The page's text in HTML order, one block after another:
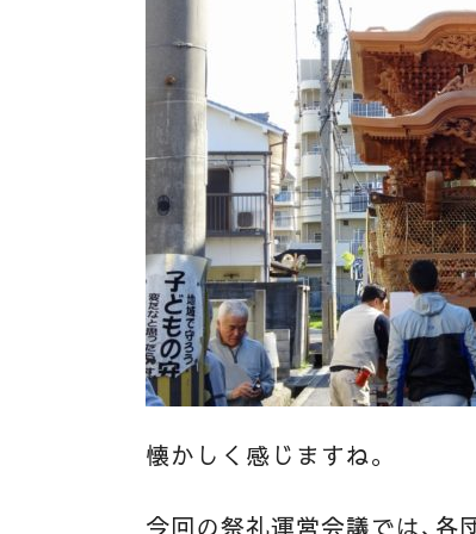
懐かしく感じますね。
今回の祭礼運営会議では、